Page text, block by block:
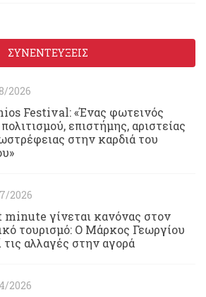
ΣΥΝΕΝΤΕΥΞΕΙΣ
2026
Festival: «Ένας φωτεινός
επιστήμης, αριστείας
στην καρδιά του
2026
minute γίνεται κανόνας στον
τουρισμό: Ο Μάρκος Γεωργίου
τις αλλαγές στην αγορά
2026